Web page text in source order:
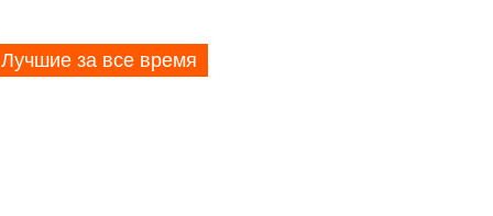
Лучшие за все время